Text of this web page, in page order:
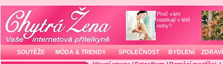
Proč vám
natékají v létě
nohy?
SOUTĚŽE MÓDA & TRENDY SPOLEČNOST BYDLENÍ ZDRAVÍ